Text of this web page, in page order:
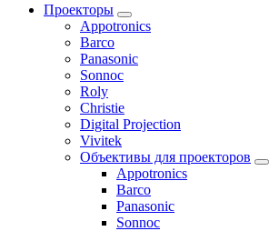
Проекторы
Appotronics
Barco
Panasonic
Sonnoc
Roly
Christie
Digital Projection
Vivitek
Объективы для проекторов
Appotronics
Barco
Panasonic
Sonnoc